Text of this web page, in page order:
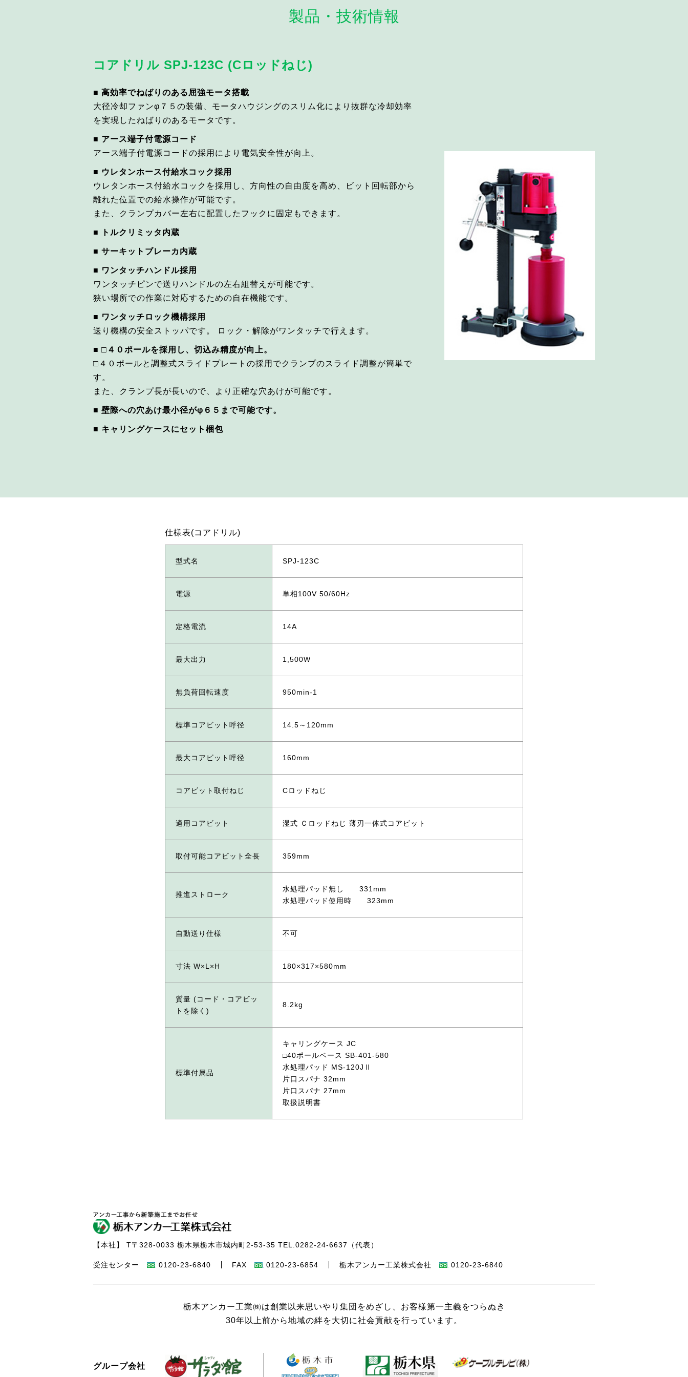
製品・技術情報
コアドリル SPJ-123C (Cロッドねじ)
■ 高効率でねばりのある屈強モータ搭載
大径冷却ファンφ７５の装備、モータハウジングのスリム化により抜群な冷却効率
を実現したねばりのあるモータです。
■ アース端子付電源コード
アース端子付電源コードの採用により電気安全性が向上。
■ ウレタンホース付給水コック採用
ウレタンホース付給水コックを採用し、方向性の自由度を高め、ビット回転部から
離れた位置での給水操作が可能です。
また、クランプカバー左右に配置したフックに固定もできます。
■ トルクリミッタ内蔵
■ サーキットブレーカ内蔵
■ ワンタッチハンドル採用
ワンタッチピンで送りハンドルの左右組替えが可能です。
狭い場所での作業に対応するための自在機能です。
■ ワンタッチロック機構採用
送り機構の安全ストッパです。 ロック・解除がワンタッチで行えます。
■ □４０ポールを採用し、切込み精度が向上。
□４０ポールと調整式スライドプレートの採用でクランプのスライド調整が簡単で
す。
また、クランプ長が長いので、より正確な穴あけが可能です。
■ 壁際への穴あけ最小径がφ６５まで可能です。
■ キャリングケースにセット梱包
仕様表(コアドリル)
型式名 SPJ-123C
電源 単相100V 50/60Hz
定格電流 14A
最大出力 1,500W
無負荷回転速度 950min-1
標準コアビット呼径 14.5～120mm
最大コアビット呼径 160mm
コアビット取付ねじ Cロッドねじ
適用コアビット 湿式 Ｃロッドねじ 薄刃一体式コアビット
取付可能コアビット全長 359mm
推進ストローク
水処理パッド無し 331mm
水処理パッド使用時 323mm
自動送り仕様 不可
寸法 W×L×H 180×317×580mm
質量 (コード・コアビッ
トを除く)
8.2kg
標準付属品
キャリングケース JC
□40ポールベース SB-401-580
水処理パッド MS-120JⅡ
片口スパナ 32mm
片口スパナ 27mm
取扱説明書
【本社】 T〒328-0033 栃木県栃木市城内町2-53-35 TEL. 0282-24-6637 （代表）
受注センター 0120-23-6840 FAX 0120-23-6854 栃木アンカー工業株式会社 0120-23-6840
栃木アンカー工業㈱は創業以来思いやり集団をめざし、お客様第一主義をつらぬき
30年以上前から地域の絆を大切に社会貢献を行っています。
グループ会社